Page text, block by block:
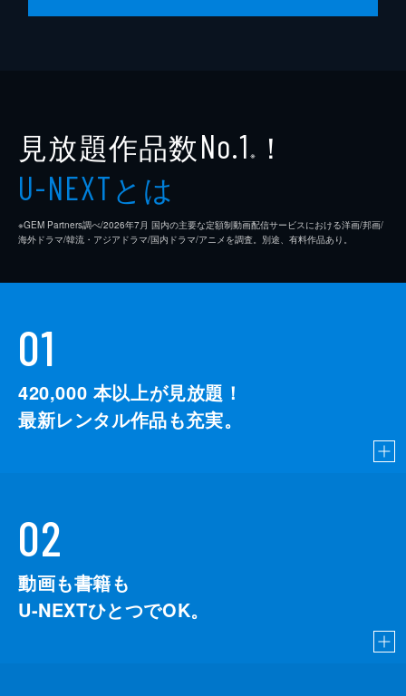
見放題作品数No.1 ※ ！
U-NEXTとは
※GEM Partners調べ/2026年7⽉ 国内の主要な定額制動画配信サービスにおける洋画/邦画/
海外ドラマ/韓流・アジアドラマ/国内ドラマ/アニメを調査。別途、有料作品あり。
01
420,000 本以上が見放題！
最新レンタル作品も充実。
02
動画も書籍も
U-NEXTひとつでOK。